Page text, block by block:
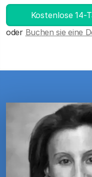
Kostenlose 14-
oder Buchen sie eine